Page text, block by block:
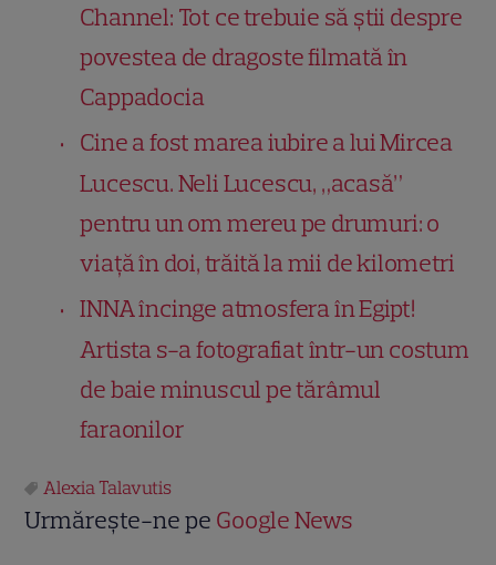
Channel: Tot ce trebuie să știi despre
povestea de dragoste filmată în
Cappadocia
Cine a fost marea iubire a lui Mircea
Lucescu. Neli Lucescu, „acasă”
pentru un om mereu pe drumuri: o
viață în doi, trăită la mii de kilometri
INNA încinge atmosfera în Egipt!
Artista s-a fotografiat într-un costum
de baie minuscul pe tărâmul
faraonilor
Alexia Talavutis
Urmărește-ne pe Google News